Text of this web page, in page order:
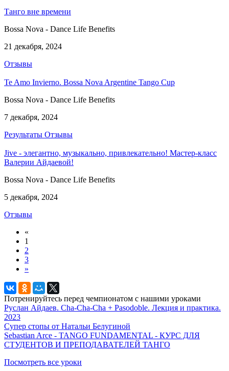
Танго вне времени
Bossa Nova - Dance Life Benefits
21 декабря, 2024
Отзывы
Te Amo Invierno. Bossa Nova Argentine Tango Cup
Bossa Nova - Dance Life Benefits
7 декабря, 2024
Результаты Отзывы
Jive - элегантно, музыкально, привлекательно! Мастер-класс
Валерии Айдаевой!
Bossa Nova - Dance Life Benefits
5 декабря, 2024
Отзывы
«
1
2
3
»
Потренируйтесь перед чемпионатом с нашими уроками
Руслан Айдаев. Cha-Cha-Cha + Pasodoble. Лекция и практика.
2023
Супер стопы от Натальи Белугиной
Sebastian Arce - TANGO FUNDAMENTAL - КУРС ДЛЯ
СТУДЕНТОВ И ПРЕПОДАВАТЕЛЕЙ ТАНГО
Посмотреть все уроки